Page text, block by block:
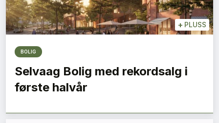
LES NYESTE UTGIVELSE HER
+ PLUSS
BOLIG
Selvaag Bolig med rekordsalg i
første halvår